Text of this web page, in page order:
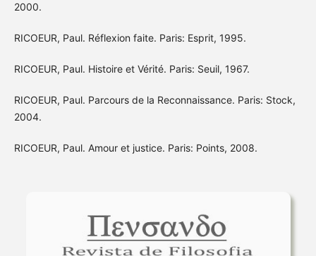
2000.
RICOEUR, Paul. Réflexion faite. Paris: Esprit, 1995.
RICOEUR, Paul. Histoire et Vérité. Paris: Seuil, 1967.
RICOEUR, Paul. Parcours de la Reconnaissance. Paris: Stock,
2004.
RICOEUR, Paul. Amour et justice. Paris: Points, 2008.